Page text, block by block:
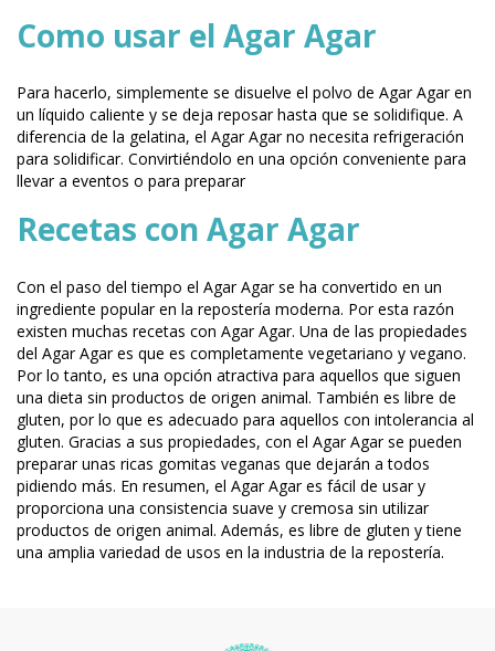
Como usar el Agar Agar
Para hacerlo, simplemente se disuelve el polvo de Agar Agar en
un líquido caliente y se deja reposar hasta que se solidifique. A
diferencia de la gelatina, el Agar Agar no necesita refrigeración
para solidificar. Convirtiéndolo en una opción conveniente para
llevar a eventos o para preparar
Recetas con Agar Agar
Con el paso del tiempo el Agar Agar se ha convertido en un
ingrediente popular en la repostería moderna. Por esta razón
existen muchas recetas con Agar Agar. Una de las propiedades
del Agar Agar es que es completamente vegetariano y vegano.
Por lo tanto, es una opción atractiva para aquellos que siguen
una dieta sin productos de origen animal. También es libre de
gluten, por lo que es adecuado para aquellos con intolerancia al
gluten. Gracias a sus propiedades, con el Agar Agar se pueden
preparar unas ricas gomitas veganas que dejarán a todos
pidiendo más. En resumen, el Agar Agar es fácil de usar y
proporciona una consistencia suave y cremosa sin utilizar
productos de origen animal. Además, es libre de gluten y tiene
una amplia variedad de usos en la industria de la repostería.